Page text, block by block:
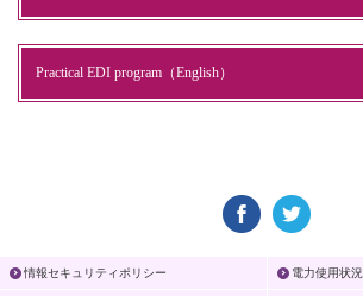
Practical EDI program（English）
情報セキュリティポリシー 電力使用状況